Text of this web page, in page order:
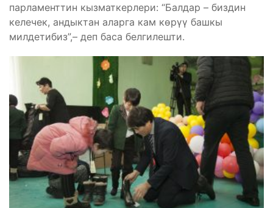
парламенттин кызматкерлери: “Балдар – биздин
келечек, андыктан аларга кам көрүү башкы
милдетибиз”,– деп баса белгилешти.